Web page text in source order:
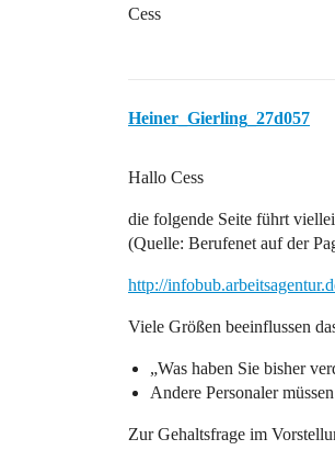
Cess
Heiner_Gierling_27d057
Hallo Cess
die folgende Seite führt
(Quelle: Berufenet auf der
http://
Viele Größen beeinflussen
„Was haben Sie bisher
Andere Personaler
Zur Gehaltsfrage im